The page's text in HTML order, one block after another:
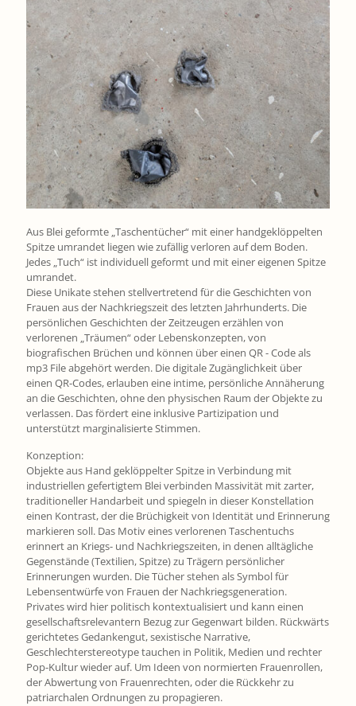
Aus Blei geformte „Taschentücher“ mit einer handgeklöppelten
Spitze umrandet liegen wie zufällig verloren auf dem Boden.
Jedes „Tuch“ ist individuell geformt und mit einer eigenen Spitze
umrandet.
Diese Unikate stehen stellvertretend für die Geschichten von
Frauen aus der Nachkriegszeit des letzten Jahrhunderts. Die
persönlichen Geschichten der Zeitzeugen erzählen von
verlorenen „Träumen“ oder Lebenskonzepten, von
biografischen Brüchen und können über einen QR - Code als
mp3 File abgehört werden. Die digitale Zugänglichkeit über
einen QR-Codes, erlauben eine intime, persönliche Annäherung
an die Geschichten, ohne den physischen Raum der Objekte zu
verlassen. Das fördert eine inklusive Partizipation und
unterstützt marginalisierte Stimmen.
Konzeption:
Objekte aus Hand geklöppelter Spitze in Verbindung mit
industriellen gefertigtem Blei verbinden Massivität mit zarter,
traditioneller Handarbeit und spiegeln in dieser Konstellation
einen Kontrast, der die Brüchigkeit von Identität und Erinnerung
markieren soll. Das Motiv eines verlorenen Taschentuchs
erinnert an Kriegs- und Nachkriegszeiten, in denen alltägliche
Gegenstände (Textilien, Spitze) zu Trägern persönlicher
Erinnerungen wurden. Die Tücher stehen als Symbol für
Lebensentwürfe von Frauen der Nachkriegsgeneration.
Privates wird hier politisch kontextualisiert und kann einen
gesellschaftsrelevantern Bezug zur Gegenwart bilden. Rückwärts
gerichtetes Gedankengut, sexistische Narrative,
Geschlechterstereotype tauchen in Politik, Medien und rechter
Pop-Kultur wieder auf. Um Ideen von normierten Frauenrollen,
der Abwertung von Frauenrechten, oder die Rückkehr zu
patriarchalen Ordnungen zu propagieren.